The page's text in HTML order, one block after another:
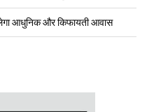
आधुनिक और किफायती आवास